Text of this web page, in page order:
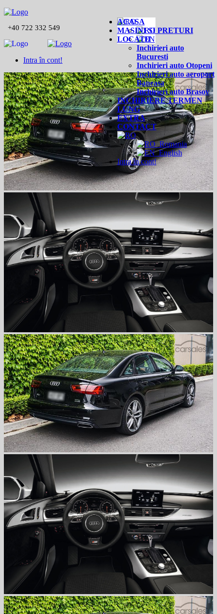
+40 722 332 549
ACASA
MASINI SI PRETURI
LOCATII
Inchirieri auto
Bucuresti
Inchirieri auto Otopeni
Inchirieri auto aeroport
Baneasa
Inchirieri auto Brasov
INCHIRIERE TERMEN
LUNG
EXTRA
CONTACT
Romania
English
Intra în cont!
Intra în cont!